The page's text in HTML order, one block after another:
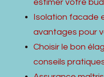
estimer votre
Isolation facade
avantages pour
Choisir le bon
conseils